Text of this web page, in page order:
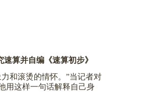
算并自编《速算初步》
和滚烫的情怀。”当记者对
用这样一句话解释自己身